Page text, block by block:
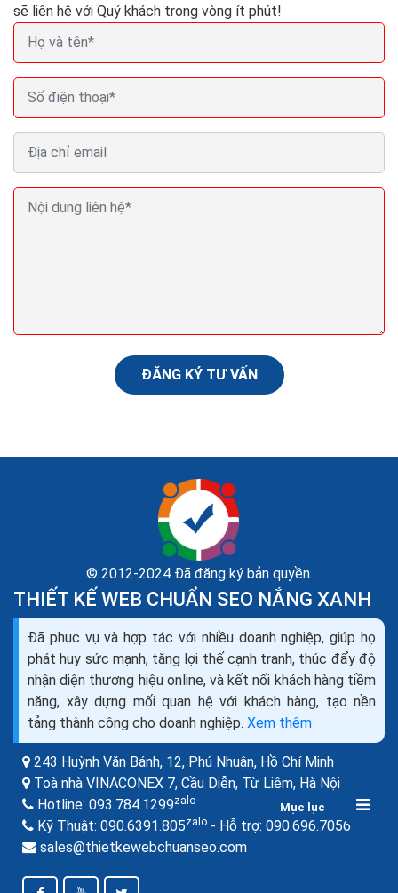
Mục lục
tên miền miễn phí, nền tảng làm web hay blog...
Đăng ký tên miền miễn phí vĩnh viễn đăng ký tên
miền .com miễn phí
Bạn đang muốn Đăng ký tên miền miễn phí vĩnh viễn,
Đăng ký tên miền .com miễn phí, Cách tạo tên miền
miễn phí trên Google, Tên miền miễn phí 2022, Tên...
sẽ liên hệ với Quý khách trong vòng ít phút!
ĐĂNG KÝ TƯ VẤN
© 2012-2024 Đã đăng ký bản quyền.
THIẾT KẾ WEB CHUẨN SEO NẮNG XANH
Đã phục vụ và hợp tác với nhiều doanh nghiệp, giúp họ
phát huy sức mạnh, tăng lợi thế cạnh tranh, thúc đẩy độ
nhận diện thương hiệu online, và kết nối khách hàng tiềm
năng, xây dựng mối quan hệ với khách hàng, tạo nền
tảng thành công cho doanh nghiệp. Xem thêm
243 Huỳnh Văn Bánh, 12, Phú Nhuận, Hồ Chí Minh
Toà nhà VINACONEX 7, Cầu Diễn, Từ Liêm, Hà Nội
Hotline: 093.784.1299zalo
Kỹ Thuật: 090.6391.805zalo - Hỗ trợ: 090.696.7056
sales@thietkewebchuanseo.com